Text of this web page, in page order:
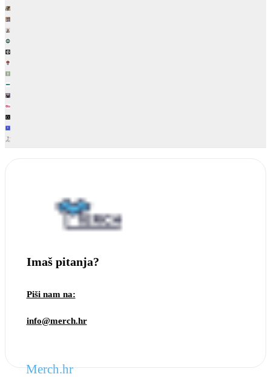
Imaš pitanja?
Piši nam na:
info@merch.hr
Merch.hr